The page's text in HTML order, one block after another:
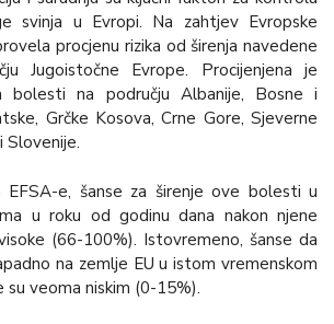
svinja u Evropi. Na zahtjev Evropske
procjenu rizika od širenja navedene
Jugoistočne Evrope. Procijenjena je
bolesti na području Albanije, Bosne i
Grčke Kosova, Crne Gore, Sjeverne
Slovenije.
EFSA-e, šanse za širenje ove bolesti u
u roku od godinu dana nakon njene
(66-100%). Istovremeno, šanse da
na zemlje EU u istom vremenskom
veoma niskim (0-15%).